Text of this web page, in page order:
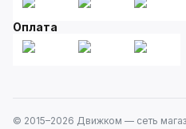
Оплата
© 2015–2026 Движком — сеть